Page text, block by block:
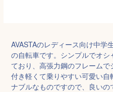
AVASTAのレディース向け中学
の自転車です。シンプルでオ
ており、高張力鋼のフレーム
付き軽くて乗りやすい可愛い
ナブルなものですので、良いの